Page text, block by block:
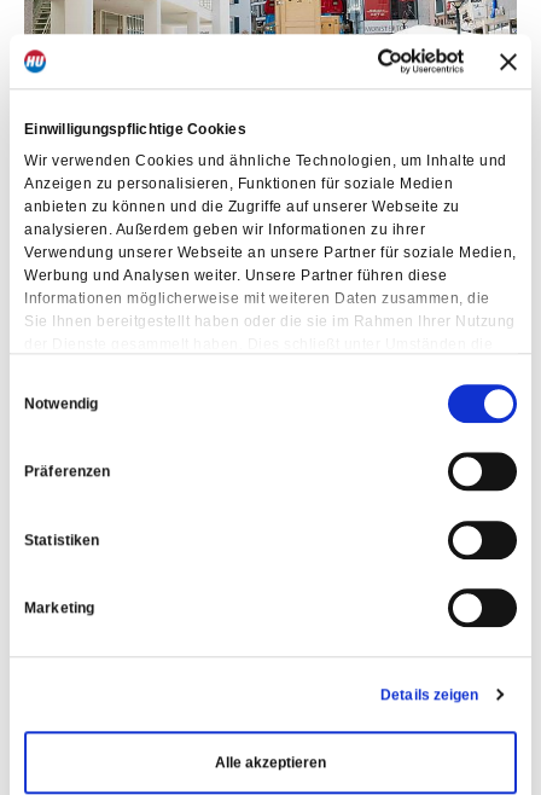
Einwilligungspflichtige Cookies
Wir verwenden Cookies und ähnliche Technologien, um Inhalte und
Anzeigen zu personalisieren, Funktionen für soziale Medien
anbieten zu können und die Zugriffe auf unserer Webseite zu
analysieren. Außerdem geben wir Informationen zu ihrer
Verwendung unserer Webseite an unsere Partner für soziale Medien,
Werbung und Analysen weiter. Unsere Partner führen diese
Informationen möglicherweise mit weiteren Daten zusammen, die
Sie Ihnen bereitgestellt haben oder die sie im Rahmen Ihrer Nutzung
Datenschutzniveau bescheinigt wird. Daher könnten diese Daten
einem staatlichen Zugriff z.B. von US-Behörden unterliegen.
Einwilligung zur Cookie Nutzung können Sie jederzeit wieder über
die Cookie - Einstellungen widerrufen.
Notwendig
Präferenzen
Statistiken
Marketing
Details zeigen
Alle akzeptieren